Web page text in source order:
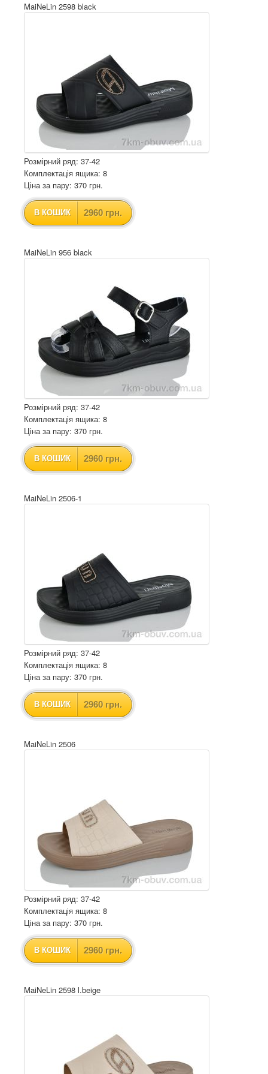
MaiNeLin 2598 black
Розмірний ряд: 37-42
Комплектація ящика: 8
Ціна за пару: 370 грн.
В КОШИК 2960 грн.
MaiNeLin 956 black
Розмірний ряд: 37-42
Комплектація ящика: 8
Ціна за пару: 370 грн.
В КОШИК 2960 грн.
MaiNeLin 2506-1
Розмірний ряд: 37-42
Комплектація ящика: 8
Ціна за пару: 370 грн.
В КОШИК 2960 грн.
MaiNeLin 2506
Розмірний ряд: 37-42
Комплектація ящика: 8
Ціна за пару: 370 грн.
В КОШИК 2960 грн.
MaiNeLin 2598 l.beige